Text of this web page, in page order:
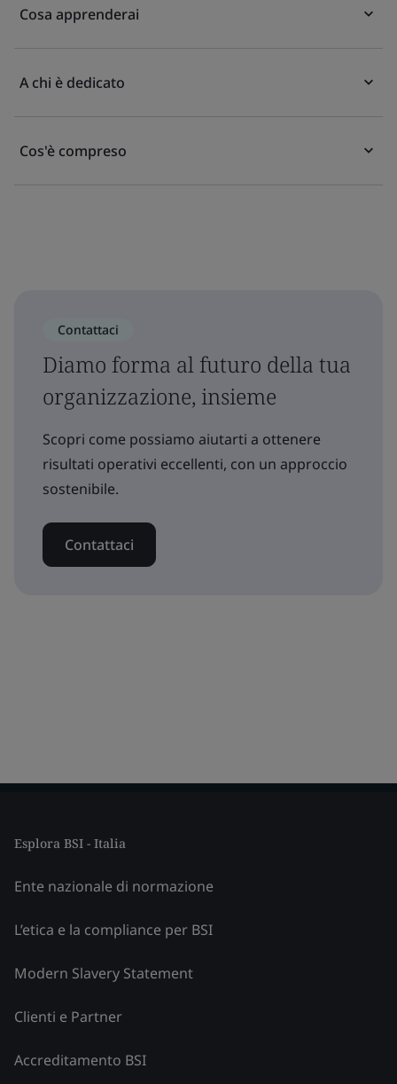
Cosa apprenderai
A chi è dedicato
Cos'è compreso
Contattaci
Diamo forma al futuro della tua
organizzazione, insieme
Scopri come possiamo aiutarti a ottenere
risultati operativi eccellenti, con un approccio
sostenibile.
Contattaci
Esplora BSI - Italia
Ente nazionale di normazione
L’etica e la compliance per BSI
Modern Slavery Statement
Clienti e Partner
Accreditamento BSI